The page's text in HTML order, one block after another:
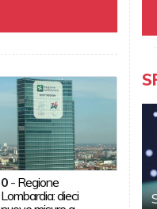
0 - Regione
Lombardia: dieci